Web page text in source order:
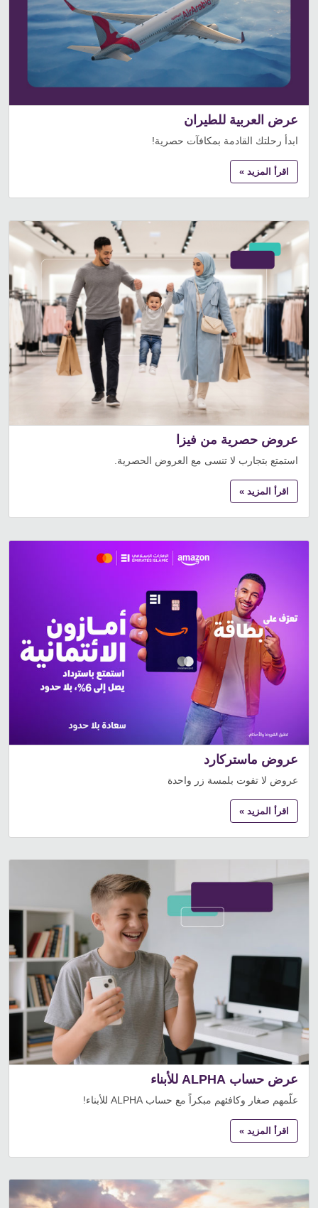
عرض العربية للطيران
ابدأ رحلتك القادمة بمكافآت حصرية!
اقرأ المزيد »
عروض حصرية من فيزا
استمتع بتجارب لا تنسى مع العروض الحصرية.
اقرأ المزيد »
عروض ماستركارد
عروض لا تفوت بلمسة زر واحدة
اقرأ المزيد »
عرض حساب ALPHA للأبناء
علّمهم صغار وكافئهم مبكراً مع حساب ALPHA للأبناء!
اقرأ المزيد »